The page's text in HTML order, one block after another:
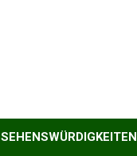
SEHENSWÜRDIGKEITEN